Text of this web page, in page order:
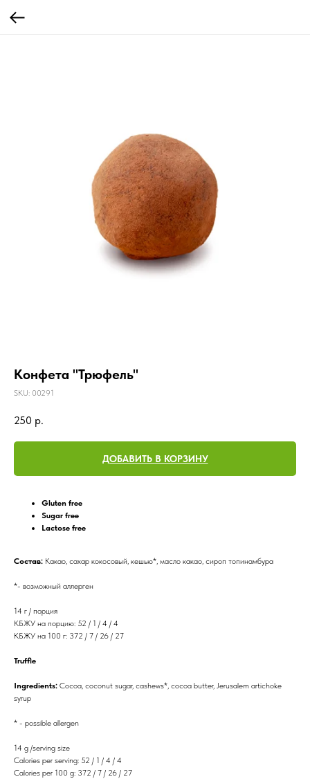
Конфета "Трюфель"
SKU: 00291
250 р.
ДОБАВИТЬ В КОРЗИНУ
Gluten free
Sugar free
Lactose free
Состав: Какао, сахар кокосовый, кешью*, масло какао, сироп топинамбура
*- возможный аллерген
14 г / порция
КБЖУ на порцию: 52 / 1 / 4 / 4
КБЖУ на 100 г: 372 / 7 / 26 / 27
Truffle
Ingredients: Cocoa, coconut sugar, cashews*, cocoa butter, Jerusalem artichoke
syrup
* - possible allergen
14 g /serving size
Calories per serving: 52 / 1 / 4 / 4
Calories per 100 g: 372 / 7 / 26 / 27